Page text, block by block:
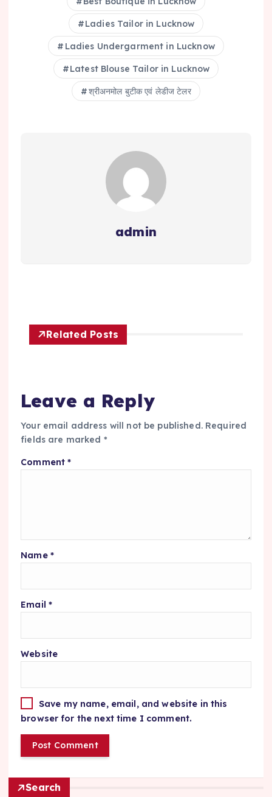
Ladies Tailor in Lucknow
Ladies Undergarment in Lucknow
Latest Blouse Tailor in Lucknow
श्रीअनमोल बुटीक एवं लेडीज टेलर
admin
Related Posts
Leave a Reply
Your email address will not be published. Required
fields are marked *
Comment*
Name *
Email *
Website
Save my name, email, and website in this
browser for the next time I comment.
Search